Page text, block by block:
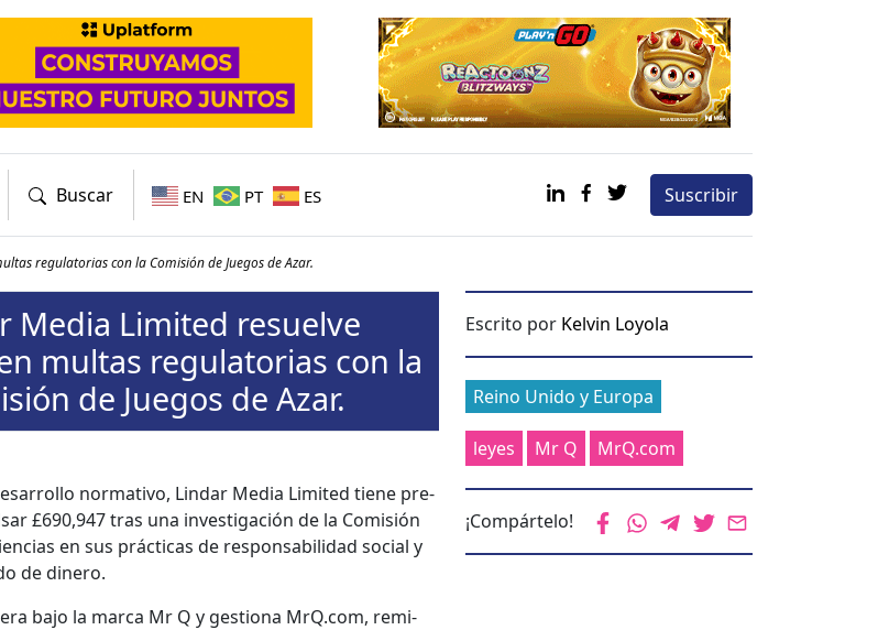
Buscar EN PT ES Suscribir
regulatorias con la Comisión de Juegos de Azar.
Media Limited resuelve
multas regulatorias con la
de Juegos de Azar.
nor­ma­ti­vo, Lin­dar Media Lim­it­ed tiene pre­
£690,947 tras una inves­ti­gación de la Comisión
en sus prác­ti­cas de respon­s­abil­i­dad social y
de dinero.
bajo la mar­ca Mr Q y ges­tiona MrQ.com, remi­
Escrito por Kelvin Loyola
Categories
Reino Unido y Europa
leyes Mr Q MrQ.com
¡Compártelo!